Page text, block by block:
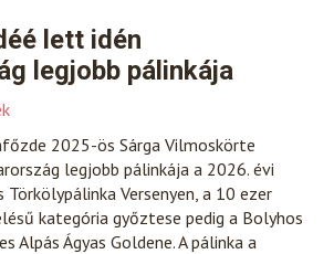
lett idén
legjobb pálinkája
2025-ös Sárga Vilmoskörte
legjobb pálinkája a 2026. évi
Törkölypálinka Versenyen, a 10 ezer
kategória győztese pedig a Bolyhos
Alpás Ágyas Goldene. A pálinka a